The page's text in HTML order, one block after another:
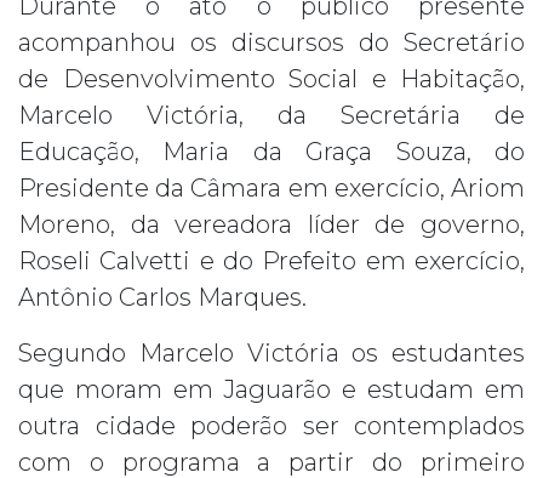
Durante o ato o público presente
acompanhou os discursos do Secretário
de Desenvolvimento Social e Habitação,
Marcelo Victória, da Secretária de
Educação, Maria da Graça Souza, do
Presidente da Câmara em exercício, Ariom
Moreno, da vereadora líder de governo,
Roseli Calvetti e do Prefeito em exercício,
Antônio Carlos Marques.
Segundo Marcelo Victória os estudantes
que moram em Jaguarão e estudam em
outra cidade poderão ser contemplados
com o programa a partir do primeiro